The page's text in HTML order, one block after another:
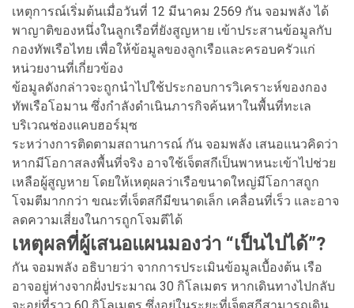
เหตุการณ์เริ่มต้นเมื่อวันที่ 12 มีนาคม 2569 กัน จอมพลัง ได้
พาญาติของหนึ่งในลูกเรือที่ยังสูญหาย เข้าประสานข้อมูลกับ
กองทัพเรือไทย เพื่อให้ข้อมูลของลูกเรือและครอบครัวแก่
หน่วยงานที่เกี่ยวข้อง
ข้อมูลดังกล่าวจะถูกนำไปใช้ประกอบการวิเคราะห์ของกอง
ทัพเรือโอมาน ซึ่งกำลังดำเนินภารกิจค้นหาในพื้นที่ทะเล
บริเวณช่องแคบฮอร์มุซ
ระหว่างการติดตามสถานการณ์ กัน จอมพลัง เสนอแนวคิดว่า
หากมีโอกาสลงพื้นที่จริง อาจใช้เจ็ตสกีเป็นพาหนะเข้าไปช่วย
เหลือผู้สูญหาย โดยให้เหตุผลว่าเรือขนาดใหญ่มีโอกาสถูก
โจมตีมากกว่า ขณะที่เจ็ตสกีมีขนาดเล็ก เคลื่อนที่เร็ว และอาจ
ลดความเสี่ยงในการถูกโจมตีได้
เหตุผลที่ผู้เสนอแผนมองว่า “เป็นไปได้”?
กัน จอมพลัง อธิบายว่า จากการประเมินข้อมูลเบื้องต้น เรือ
อาจอยู่ห่างจากฝั่งประมาณ 30 กิโลเมตร หากเดินทางไปกลับ